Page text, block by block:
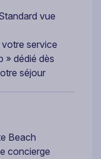
vue
service
» dédié dès
séjour
Beach
concierge